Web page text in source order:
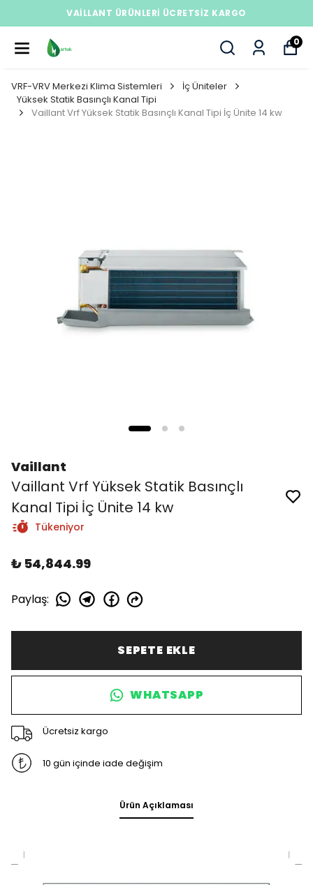
MÜŞTERI DESTEK HATTI : +908508406823
0
VRF-VRV Merkezi Klima Sistemleri
İç Üniteler
Yüksek Statik Basınçlı Kanal Tipi
Vaillant Vrf Yüksek Statik Basınçlı Kanal Tipi İç Ünite 14 kw
Vaillant
Vaillant Vrf Yüksek Statik Basınçlı
Kanal Tipi İç Ünite 14 kw
Tükeniyor
₺ 54,844.99
Paylaş:
SEPETE EKLE
WHATSAPP
Ücretsiz kargo
10 gün içinde iade değişim
Ürün Açıklaması